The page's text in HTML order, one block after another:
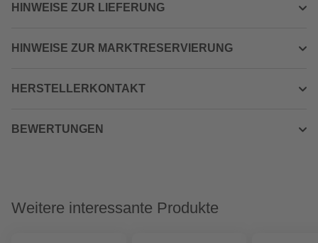
HINWEISE ZUR LIEFERUNG
HINWEISE ZUR MARKTRESERVIERUNG
HERSTELLERKONTAKT
BEWERTUNGEN
Weitere interessante Produkte